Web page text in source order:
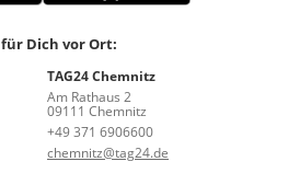
Dich vor Ort:
TAG24 Chemnitz
Am Rathaus 2
09111 Chemnitz
+49 371 6906600
chemnitz@tag24.de